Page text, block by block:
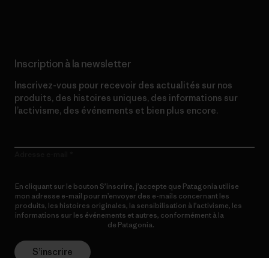
Inscription à la newsletter
Inscrivez-vous pour recevoir des actualités sur nos
produits, des histoires uniques, des informations sur
l’activisme, des événements et bien plus encore.
En cliquant sur le bouton S’inscrire, j’accepte que Patagonia utilise
mon adresse e-mail pour m’envoyer des e-mails concernant les
produits, les histoires originales, la sensibilisation à l’activisme, les
informations sur les événements et autres, conformément à la
de Patagonia.
S’inscrire